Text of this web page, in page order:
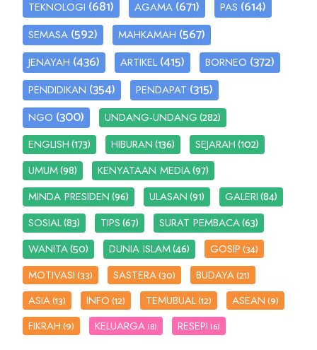
TEKNOLOGI (681) AGAMA (671) PAS (614)
SEMASA (592) MAHKAMAH (567)
JENAYAH (436) ARTIKEL (415) BORNEO (372)
PENDIDIKAN (354) PENDAPAT (315)
NGO (300) UNDANG-UNDANG(282)
ENGLISH(173) HIBURAN(136) SEJARAH(102)
UMUM(98) KENYATAAN MEDIA(97)
MINDA PRESIDEN(96) ULASAN(91) GALERI(84)
SOSIAL(83) TIPS(67) SURAT PEMBACA(63)
WANITA(50) DUNIA ISLAM(46) GOSIP(34)
MOTIVASI(33) SASTERA(30) BUDAYA(21)
ASIA(13) INFO(12) TEMUBUAL(12) ASEAN(9)
FIKRAH(9) KELUARGA (8) RESEPI (6)